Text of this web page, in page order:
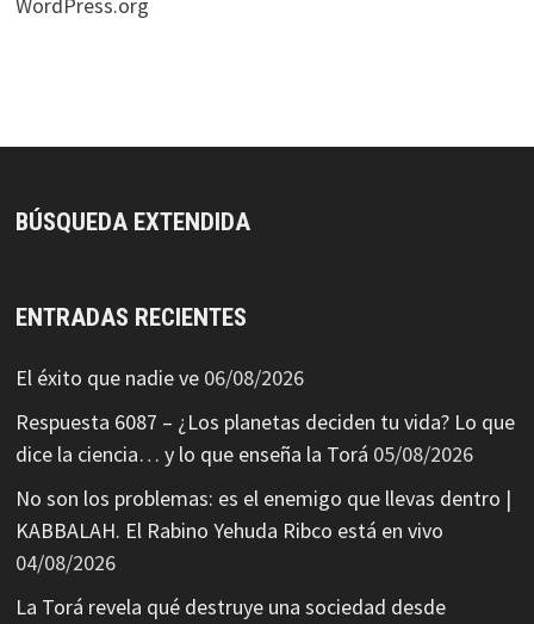
BÚSQUEDA EXTENDIDA
ENTRADAS RECIENTES
El éxito que nadie ve 06/08/2026
Respuesta 6087 – ¿Los planetas deciden tu vida? Lo que
dice la ciencia… y lo que enseña la Torá 05/08/2026
No son los problemas: es el enemigo que llevas dentro |
KABBALAH. El Rabino Yehuda Ribco está en vivo
04/08/2026
La Torá revela qué destruye una sociedad desde